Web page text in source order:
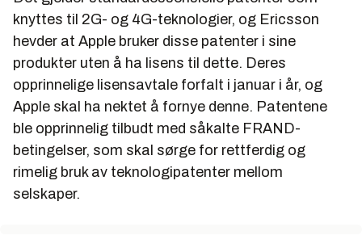
knyttes til 2G- og 4G-teknologier, og Ericsson
hevder at Apple bruker disse patenter i sine
produkter uten å ha lisens til dette. Deres
opprinnelige lisensavtale forfalt i januar i år, og
Apple skal ha nektet å fornye denne. Patentene
ble opprinnelig tilbudt med såkalte FRAND-
betingelser, som skal sørge for rettferdig og
rimelig bruk av teknologipatenter mellom
selskaper.